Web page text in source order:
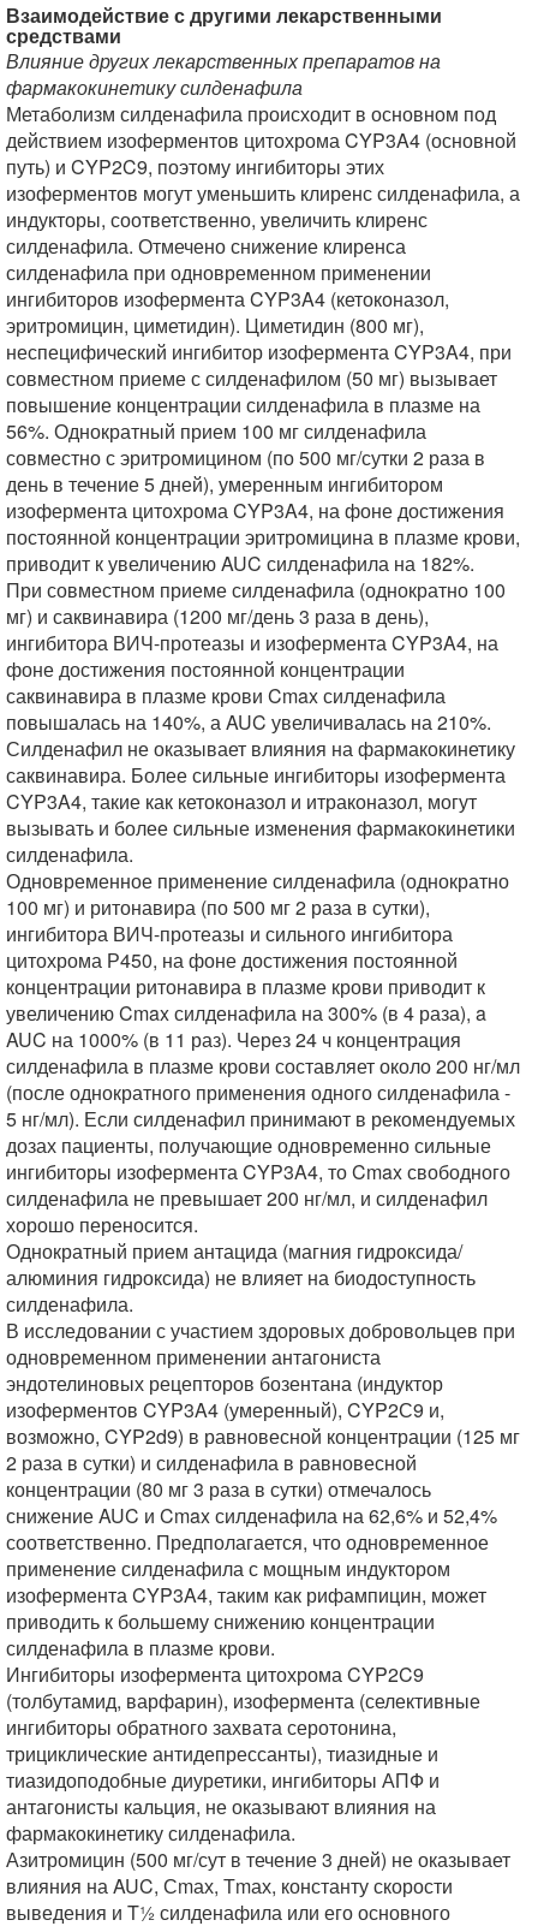
Взаимодействие с другими лекарственными
средствами
Влияние других лекарственных препаратов на
фармакокинетику силденафила
Метаболизм силденафила происходит в основном под
действием изоферментов цитохрома CYP3A4 (основной
путь) и CYP2C9, поэтому ингибиторы этих
изоферментов могут уменьшить клиренс силденафила, а
индукторы, соответственно, увеличить клиренс
силденафила. Отмечено снижение клиренса
силденафила при одновременном применении
ингибиторов изофермента CYP3A4 (кетоконазол,
эритромицин, циметидин). Циметидин (800 мг),
неспецифический ингибитор изофермента CYP3A4, при
совместном приеме с силденафилом (50 мг) вызывает
повышение концентрации силденафила в плазме на
56%. Однократный прием 100 мг силденафила
совместно с эритромицином (по 500 мг/сутки 2 раза в
день в течение 5 дней), умеренным ингибитором
изофермента цитохрома CYP3A4, на фоне достижения
постоянной концентрации эритромицина в плазме крови,
приводит к увеличению AUC силденафила на 182%.
При совместном приеме силденафила (однократно 100
мг) и саквинавира (1200 мг/день 3 раза в день),
ингибитора ВИЧ-протеазы и изофермента CYP3A4, на
фоне достижения постоянной концентрации
саквинавира в плазме крови Cmax силденафила
повышалась на 140%, а AUC увеличивалась на 210%.
Силденафил не оказывает влияния на фармакокинетику
саквинавира. Более сильные ингибиторы изофермента
CYP3A4, такие как кетоконазол и итраконазол, могут
вызывать и более сильные изменения фармакокинетики
силденафила.
Одновременное применение силденафила (однократно
100 мг) и ритонавира (по 500 мг 2 раза в сутки),
ингибитора ВИЧ-протеазы и сильного ингибитора
цитохрома Р450, на фоне достижения постоянной
концентрации ритонавира в плазме крови приводит к
увеличению Cmax силденафила на 300% (в 4 раза), a
AUC на 1000% (в 11 раз). Через 24 ч концентрация
силденафила в плазме крови составляет около 200 нг/мл
(после однократного применения одного силденафила -
5 нг/мл). Если силденафил принимают в рекомендуемых
дозах пациенты, получающие одновременно сильные
ингибиторы изофермента CYP3A4, то Cmax свободного
силденафила не превышает 200 нг/мл, и силденафил
хорошо переносится.
Однократный прием антацида (магния гидроксида/
алюминия гидроксида) не влияет на биодоступность
силденафила.
В исследовании с участием здоровых добровольцев при
одновременном применении антагониста
эндотелиновых рецепторов бозентана (индуктор
изоферментов CYP3A4 (умеренный), CYP2С9 и,
возможно, CYP2d9) в равновесной концентрации (125 мг
2 раза в сутки) и силденафила в равновесной
концентрации (80 мг 3 раза в сутки) отмечалось
снижение AUC и Cmax силденафила на 62,6% и 52,4%
соответственно. Предполагается, что одновременное
применение силденафила с мощным индуктором
изофермента CYP3A4, таким как рифампицин, может
приводить к большему снижению концентрации
силденафила в плазме крови.
Ингибиторы изофермента цитохрома CYP2C9
(толбутамид, варфарин), изофермента (селективные
ингибиторы обратного захвата серотонина,
трициклические антидепрессанты), тиазидные и
тиазидоподобные диуретики, ингибиторы АПФ и
антагонисты кальция, не оказывают влияния на
фармакокинетику силденафила.
Азитромицин (500 мг/сут в течение 3 дней) не оказывает
влияния на AUC, Сmах, Тmах, константу скорости
выведения и T½ силденафила или его основного